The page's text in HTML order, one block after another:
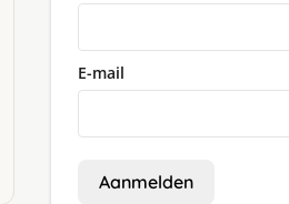
E-mail
Aanmelden